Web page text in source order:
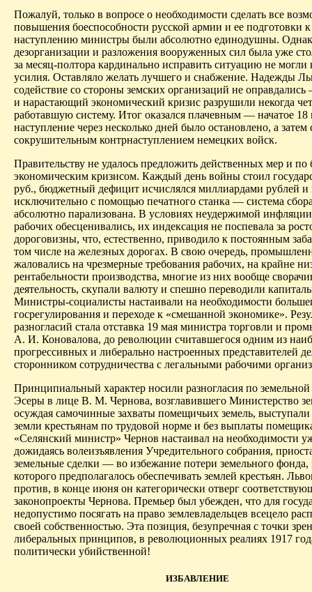
Пожалуй, только в вопросе о необходимости сделать все
повышения боеспособности русской армии и ее подготовки
наступлению министры были абсолютно единодушны.
дезорганизации и разложения вооруженных сил была уже
за месяц-полтора кардинально исправить ситуацию не могли
усилия. Оставляло желать лучшего и снабжение. Надежды
содействие со стороны земских организаций не
и нарастающий экономиче­ский кризис разрушили некогда
работавшую систему. Итог оказался плачевным — начатое
наступление через несколько дней было остановлено, а затем
сокрушительным контрнаступлением немецких войск.
Правительству не удалось предложить действенных мер и по
экономическим кризисом. Каждый день войны стоил
руб., бюджетный дефицит исчислялся миллиардами рублей и
исключительно с помощью печатного станка — система
абсолютно парализована. В условиях неудержимой
рабочих обесценивались, их индексация не поспевала за
дороговизны, что, естественно, приводило к постоянным
том числе на железных дорогах. В свою очередь,
жаловались на чрезмерные требования рабочих, на крайне
рентабельности производства, многие из них вообще
деятельность, скупали валюту и спешно переводили
Министры-социалисты настаивали на необходимости
госрегулирования и переходе к «смешанной экономике».
разногласий стала отставка 19 мая министра торговли и
А. И. Коновалова, до революции считавшегося одним из
прогрессивных и либерально настроенных представителей
сторонником сотрудничества с легальными рабочими
Принципиальный характер носили разногласия по
Эсеры в лице В. М. Чернова, возглавившего Министерство
осуждая самочинные захваты помещичьих земель, выступали
земли крестьянам по трудовой норме и без выплаты
«Селян­ский министр» Чернов настаивал на необходимости
дожидаясь волеизъявления Учредительного собрания,
земельные сделки — во избежание потери земельного фонда,
которого предполагалось обеспечивать землей крестьян.
против, в конце июня он категорически отверг
законопроекты Чернова. Премьер был убежден, что для
недопустимо посягать на право землевладельцев всецело
своей собственностью. Эта позиция, безупречная с точки
либеральных принципов, в революционных реалиях 1917
политически убийственной!
ИЗБАВЛЕНИЕ